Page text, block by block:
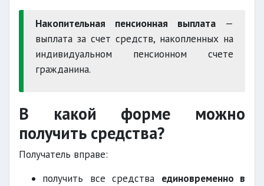
Накопительная пенсионная выплата —
выплата за счет средств, накопленных на
индивидуальном пенсионном счете
гражданина.
В какой форме можно
получить средства?
Получатель вправе:
получить все средства единовременно в